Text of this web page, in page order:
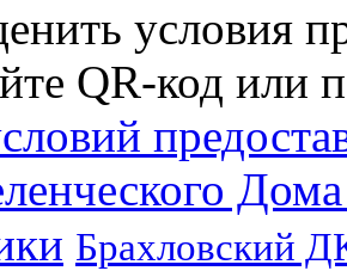
условия
QR-код или
Брахловский